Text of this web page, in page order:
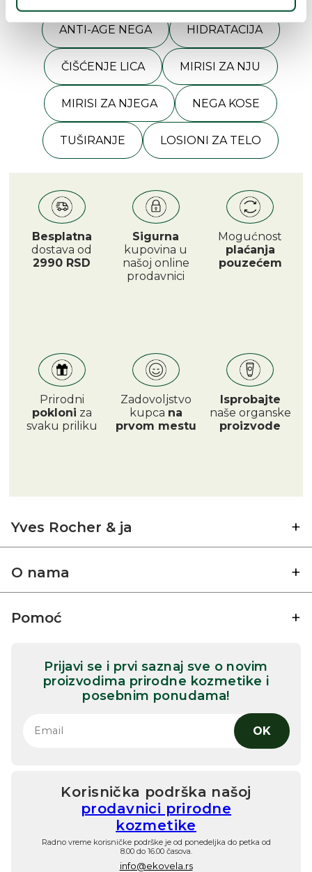
ANTI-AGE NEGA HIDRATACIJA
ČIŠĆENJE LICA MIRISI ZA NJU
MIRISI ZA NJEGA NEGA KOSE
TUŠIRANJE LOSIONI ZA TELO
Besplatna
dostava od
2990 RSD
Sigurna
kupovina u
našoj online
prodavnici
Mogućnost
plaćanja
pouzećem
Prirodni
pokloni za
svaku priliku
Zadovoljstvo
kupca na
prvom mestu
Isprobajte
naše organske
proizvode
Yves Rocher & ja
O nama
Pomoć
Prijavi se i prvi saznaj sve o novim
proizvodima prirodne kozmetike i
posebnim ponudama!
OK
Korisnička podrška našoj
prodavnici prirodne
kozmetike
Radno vreme korisničke podrške je od ponedeljka do petka od
8.00 do 16.00 časova.
info@ekovela.rs